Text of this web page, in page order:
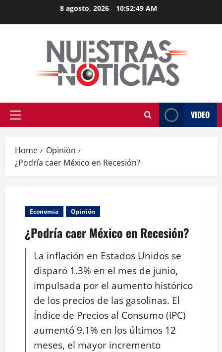
8 agosto, 2026 10:52:50 AM
Primary
VIDEO
Home
Opinión
¿Podría caer México en Recesión?
Economia Opinión
¿Podría caer México en Recesión?
La inflación en Estados Unidos se
disparó 1.3% en el mes de junio,
impulsada por el aumento histórico
de los precios de las gasolinas. El
Índice de Precios al Consumo (IPC)
aumentó 9.1% en los últimos 12
meses, el mayor incremento